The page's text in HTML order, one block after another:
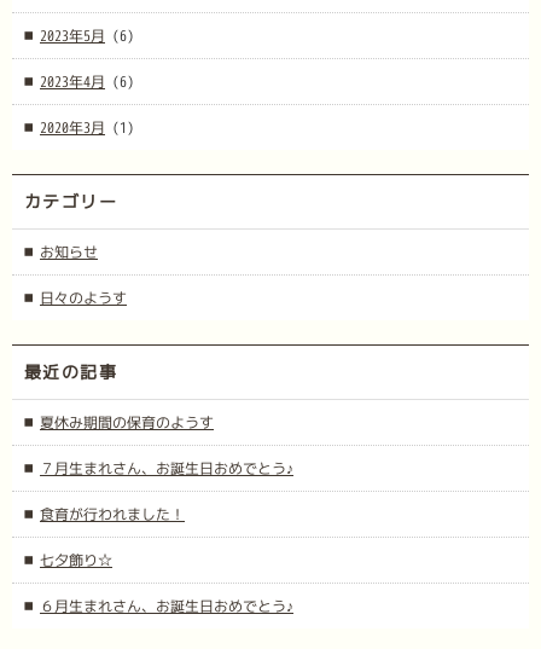
2023年5月 (6)
2023年4月 (6)
2020年3月 (1)
カテゴリー
お知らせ
日々のようす
最近の記事
夏休み期間の保育のようす
７月生まれさん、お誕生日おめでとう♪
食育が行われました！
七夕飾り☆
６月生まれさん、お誕生日おめでとう♪